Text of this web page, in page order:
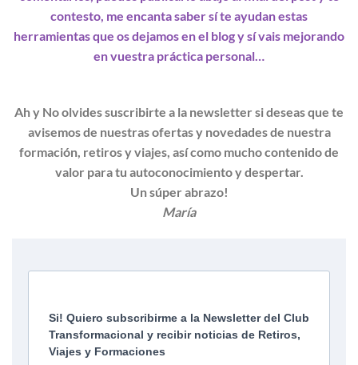
contesto, me encanta saber sí te ayudan estas
herramientas que os dejamos en el blog y sí vais mejorando
en vuestra práctica personal…
Ah y No olvides suscribirte a la newsletter si deseas que te
avisemos de nuestras ofertas y novedades de nuestra
formación, retiros y viajes, así como mucho contenido de
valor para tu autoconocimiento y despertar.
Un súper abrazo!
María